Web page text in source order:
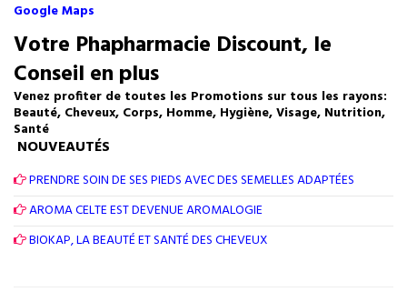
Google Maps
Votre Phapharmacie Discount, le
Conseil en plus
Venez profiter de toutes les Promotions sur tous les rayons:
Beauté, Cheveux, Corps, Homme, Hygiène, Visage, Nutrition,
Santé
NOUVEAUTÉS
PRENDRE SOIN DE SES PIEDS AVEC DES SEMELLES ADAPTÉES
AROMA CELTE EST DEVENUE AROMALOGIE
BIOKAP, LA BEAUTÉ ET SANTÉ DES CHEVEUX